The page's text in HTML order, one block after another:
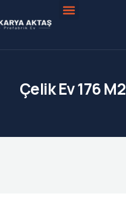
Çelik Ev 176 M2